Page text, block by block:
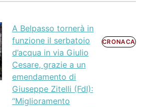
A Belpasso tornerà in
funzione il serbatoio
d’acqua in via Giulio
Cesare, grazie a un
emendamento di
Giuseppe Zitelli (FdI):
“Miglioramento
CRONACA